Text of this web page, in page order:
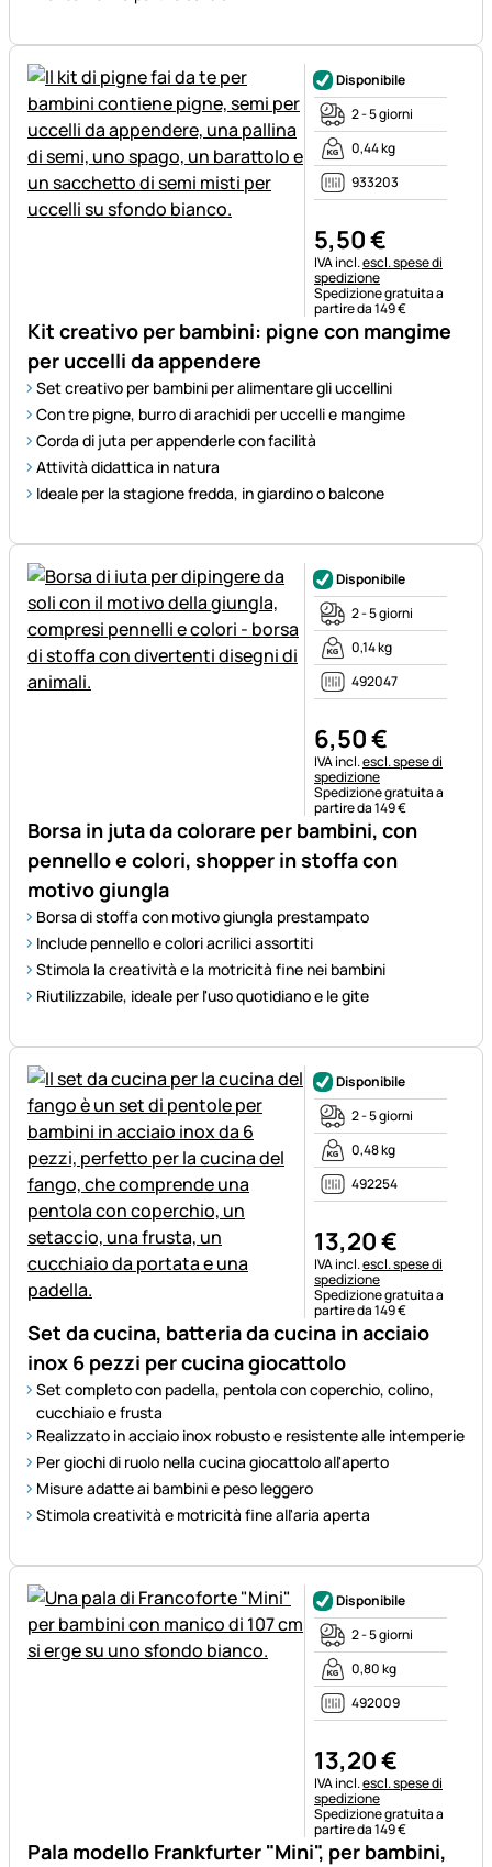
Kit creativo per bambini: pigne con mangime
per uccelli da appendere
Set creativo per bambini per alimentare gli uccellini
Con tre pigne, burro di arachidi per uccelli e mangime
Corda di juta per appenderle con facilità
Attività didattica in natura
Ideale per la stagione fredda, in giardino o balcone
Disponibile
2 - 5 giorni
0,44 kg
933203
5,50€
Informazioni fiscali:
IVA incl.escl. spese di
spedizione
Spedizione gratuita a
partire da 149 €
Borsa in juta da colorare per bambini, con
pennello e colori, shopper in stoffa con
motivo giungla
Borsa di stoffa con motivo giungla prestampato
Include pennello e colori acrilici assortiti
Stimola la creatività e la motricità fine nei bambini
Riutilizzabile, ideale per l'uso quotidiano e le gite
Disponibile
2 - 5 giorni
0,14 kg
492047
6,50€
Informazioni fiscali:
IVA incl.escl. spese di
spedizione
Spedizione gratuita a
partire da 149 €
Set da cucina, batteria da cucina in acciaio
inox 6 pezzi per cucina giocattolo
Set completo con padella, pentola con coperchio, colino,
cucchiaio e frusta
Realizzato in acciaio inox robusto e resistente alle intemperie
Per giochi di ruolo nella cucina giocattolo all'aperto
Misure adatte ai bambini e peso leggero
Stimola creatività e motricità fine all'aria aperta
Disponibile
2 - 5 giorni
0,48 kg
492254
13,20€
Informazioni fiscali:
IVA incl.escl. spese di
spedizione
Spedizione gratuita a
partire da 149 €
Pala modello Frankfurter "Mini", per bambini,
Disponibile
2 - 5 giorni
0,80 kg
492009
13,20€
Informazioni fiscali:
IVA incl.escl. spese di
spedizione
Spedizione gratuita a
partire da 149 €